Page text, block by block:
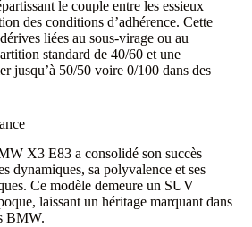
le couple entre les essieux
des conditions d’adhérence. Cette
liées au sous-virage ou au
standard de 40/60 et une
jusqu’à 50/50 voire 0/100 dans des
X3 E83 a consolidé son succès
dynamiques, sa polyvalence et ses
Ce modèle demeure un SUV
laissant un héritage marquant dans
BMW.